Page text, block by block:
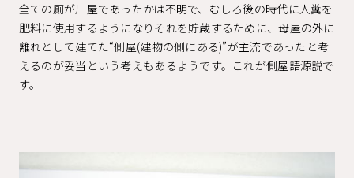
全ての厠が川屋であったかは不明で、むしろ後の時代に人糞を
肥料に使用するようになりそれを貯蔵するために、母屋の外に
離れとして建てた“側屋(建物の側にある)”が主流であったと考
えるのが妥当という考えもあるようです。これが側屋語源説で
す。